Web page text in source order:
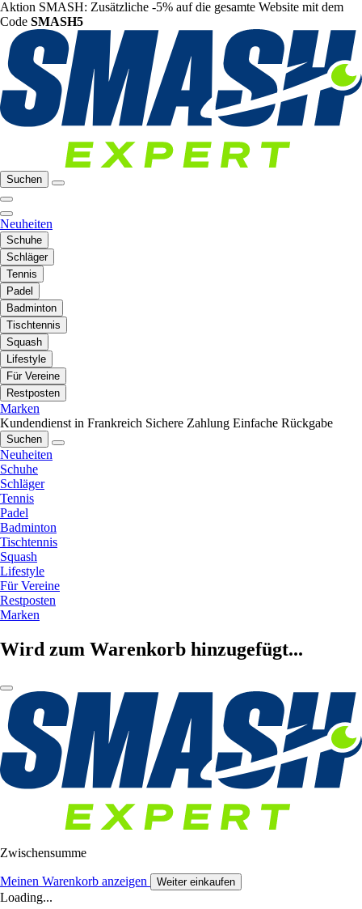
Aktion SMASH: Zusätzliche -5% auf die gesamte Website mit dem
Code SMASH5
Suchen
Neuheiten
Schuhe
Schläger
Tennis
Padel
Badminton
Tischtennis
Squash
Lifestyle
Für Vereine
Restposten
Marken
Kundendienst in Frankreich Sichere Zahlung Einfache Rückgabe
Suchen
Neuheiten
Schuhe
Schläger
Tennis
Padel
Badminton
Tischtennis
Squash
Lifestyle
Für Vereine
Restposten
Marken
Wird zum Warenkorb hinzugefügt...
Zwischensumme
Meinen Warenkorb anzeigen Weiter einkaufen
Loading...